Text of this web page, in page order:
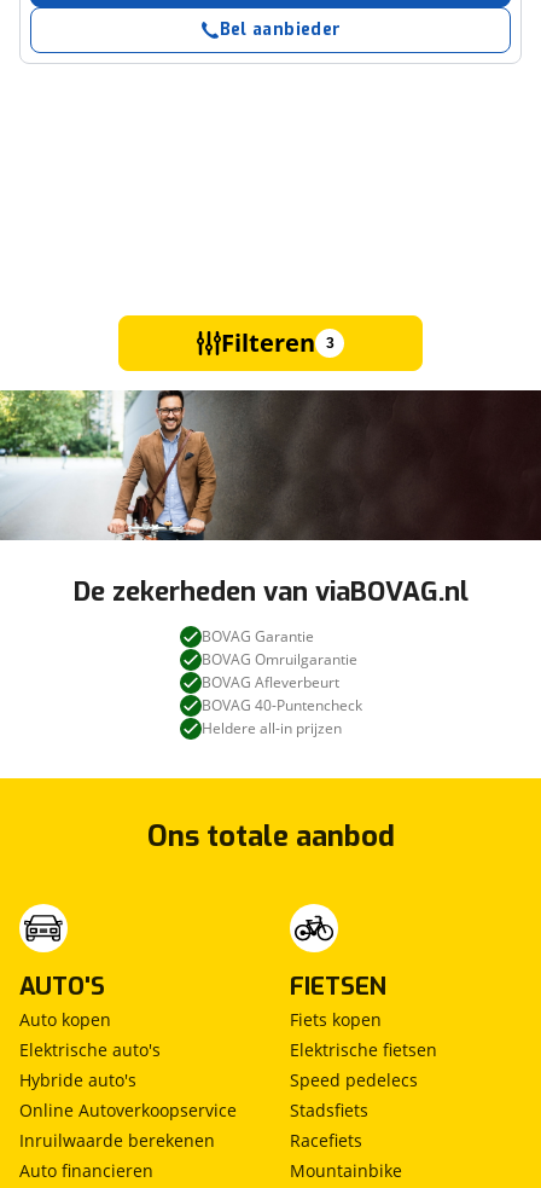
Bel aanbieder
Filteren 3
De zekerheden van viaBOVAG.nl
BOVAG Garantie
BOVAG Omruilgarantie
BOVAG Afleverbeurt
BOVAG 40-Puntencheck
Heldere all-in prijzen
Ons totale aanbod
AUTO'S
Auto kopen
Elektrische auto's
Hybride auto's
Online Autoverkoopservice
Inruilwaarde berekenen
Auto financieren
FIETSEN
Fiets kopen
Elektrische fietsen
Speed pedelecs
Stadsfiets
Racefiets
Mountainbike